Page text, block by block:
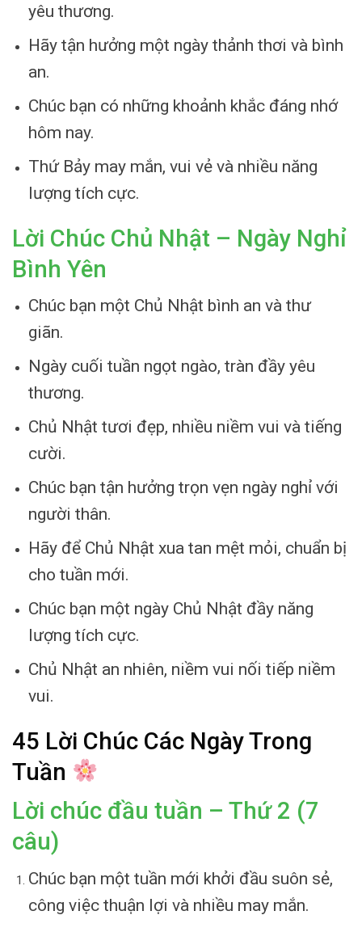
yêu thương.
Hãy tận hưởng một ngày thảnh thơi và bình
an.
Chúc bạn có những khoảnh khắc đáng nhớ
hôm nay.
Thứ Bảy may mắn, vui vẻ và nhiều năng
lượng tích cực.
Lời Chúc Chủ Nhật – Ngày Nghỉ
Bình Yên
Chúc bạn một Chủ Nhật bình an và thư
giãn.
Ngày cuối tuần ngọt ngào, tràn đầy yêu
thương.
Chủ Nhật tươi đẹp, nhiều niềm vui và tiếng
cười.
Chúc bạn tận hưởng trọn vẹn ngày nghỉ với
người thân.
Hãy để Chủ Nhật xua tan mệt mỏi, chuẩn bị
cho tuần mới.
Chúc bạn một ngày Chủ Nhật đầy năng
lượng tích cực.
Chủ Nhật an nhiên, niềm vui nối tiếp niềm
vui.
45 Lời Chúc Các Ngày Trong
Tuần
Lời chúc đầu tuần – Thứ 2 (7
câu)
Chúc bạn một tuần mới khởi đầu suôn sẻ,
công việc thuận lợi và nhiều may mắn.